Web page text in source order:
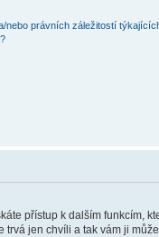
nebo právních záležitostí
přístup k dalším funkcím,
jen chvíli a tak vám ji